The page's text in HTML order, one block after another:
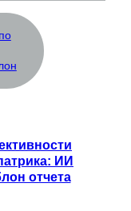
ИИ
отчета